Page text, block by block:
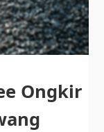
Ongkir